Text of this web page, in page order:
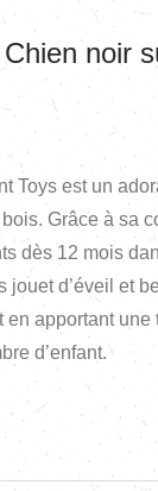
noir
Toys est un
Grâce à sa
dès 12 mois
d’éveil et
en apportant une
d’enfant.